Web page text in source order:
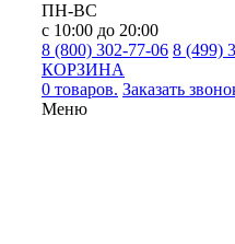
ПН-ВС
с 10:00 до 20:00
8 (800) 302-77-06 8 (499)
КОРЗИНА
0 товаров. Заказать
Меню